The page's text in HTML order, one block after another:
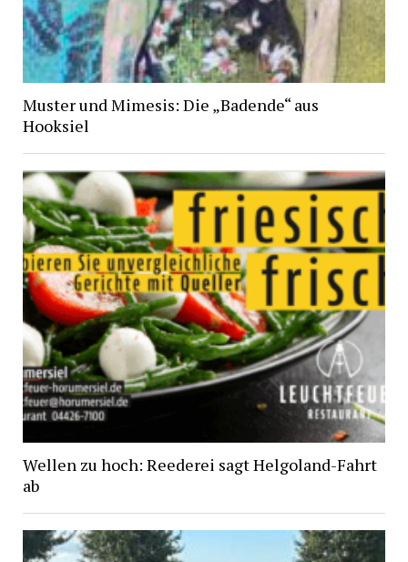
Muster und Mimesis: Die „Badende“ aus
Hooksiel
Wellen zu hoch: Reederei sagt Helgoland-Fahrt
ab